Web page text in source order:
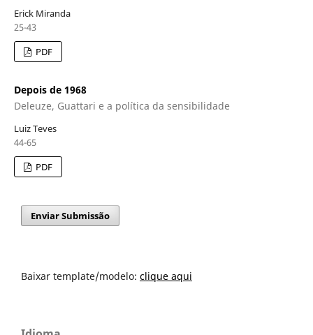
Erick Miranda
25-43
PDF
Depois de 1968
Deleuze, Guattari e a política da sensibilidade
Luiz Teves
44-65
PDF
Enviar Submissão
Baixar template/modelo: clique aqui